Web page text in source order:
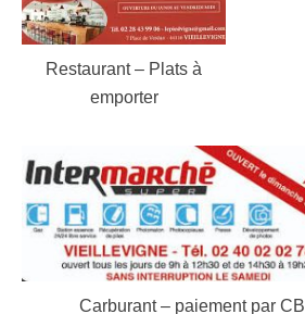
Restaurant – Plats à
emporter
Carburant – paiement par CB